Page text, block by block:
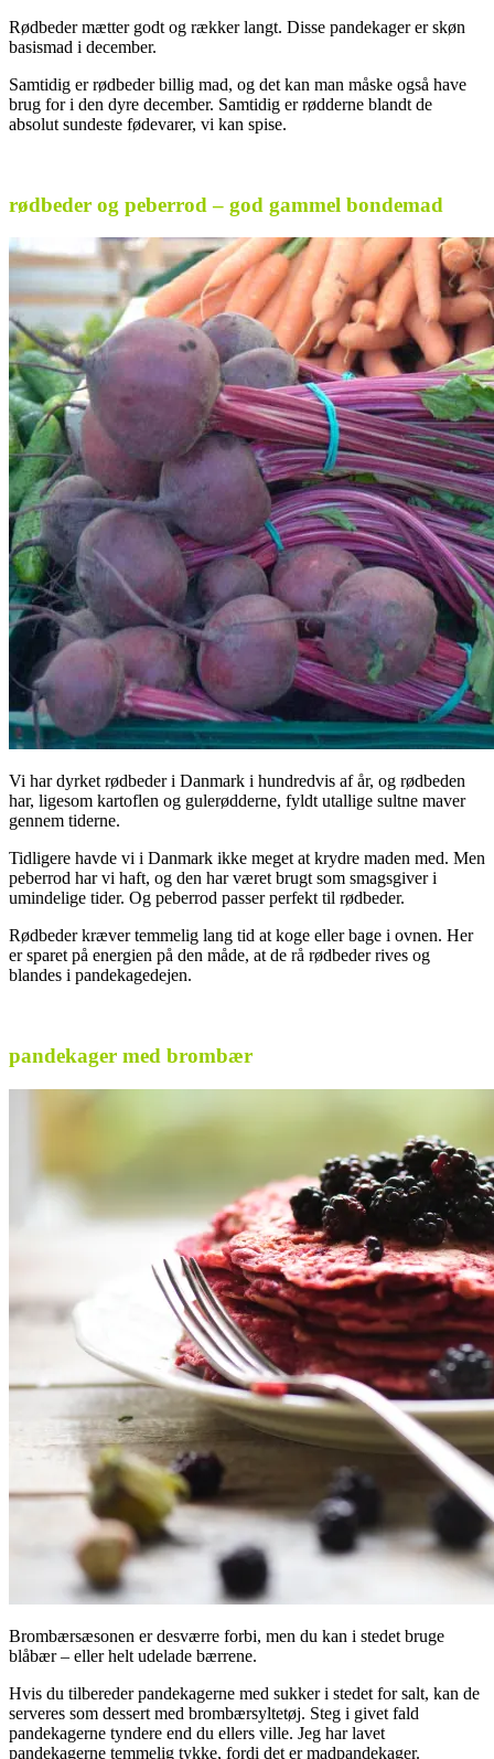
Rødbeder mætter godt og rækker langt. Disse pandekager er skøn
basismad i december.
Samtidig er rødbeder billig mad, og det kan man måske også have
brug for i den dyre december. Samtidig er rødderne blandt de
absolut sundeste fødevarer, vi kan spise.
rødbeder og peberrod – god gammel bondemad
Vi har dyrket rødbeder i Danmark i hundredvis af år, og rødbeden
har, ligesom kartoflen og gulerødderne, fyldt utallige sultne maver
gennem tiderne.
Tidligere havde vi i Danmark ikke meget at krydre maden med. Men
peberrod har vi haft, og den har været brugt som smagsgiver i
umindelige tider. Og peberrod passer perfekt til rødbeder.
Rødbeder kræver temmelig lang tid at koge eller bage i ovnen. Her
er sparet på energien på den måde, at de rå rødbeder rives og
blandes i pandekagedejen.
pandekager med brombær
Brombærsæsonen er desværre forbi, men du kan i stedet bruge
blåbær – eller helt udelade bærrene.
Hvis du tilbereder pandekagerne med sukker i stedet for salt, kan de
serveres som dessert med brombærsyltetøj. Steg i givet fald
pandekagerne tyndere end du ellers ville. Jeg har lavet
pandekagerne temmelig tykke, fordi det er madpandekager.